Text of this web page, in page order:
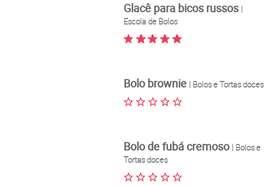
Glacê para bicos russos |
Escola de Bolos
Bolo brownie | Bolos e Tortas doces
Bolo de fubá cremoso | Bolos e
Tortas doces